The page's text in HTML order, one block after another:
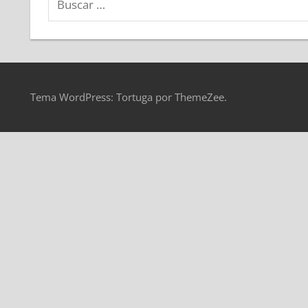
Tema WordPress: Tortuga por ThemeZee.